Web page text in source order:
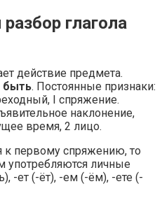
глагола
действие предмета.
быть. Постоянные признаки:
I спряжение.
наклонение,
время, 2 лицо.
к первому спряжению, то
употребляются личные
-ет (-ёт), -ем (-ём), -ете (-